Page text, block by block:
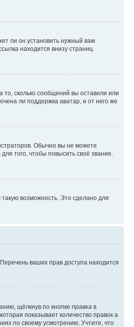
ли он установить нужный вам
находится внизу страниц
то, сколько сообщений вы оставили или
ли поддержка аватар, и от него же
Обычно вы не можете
того, чтобы повысить своё звание.
возможность. Это сделано для
ваших прав доступа находится
щёлкнув по кнопке правка в
показывает количество правок а
по своему усмотрению. Учтите, что